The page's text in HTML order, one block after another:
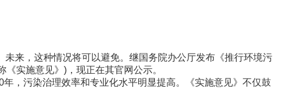
来，这种情况将可以避免。继国务院办公厅发布《推行环境污
实施意见》)，现正在其官网公示。
，污染治理效率和专业化水平明显提高。《实施意见》不仅鼓